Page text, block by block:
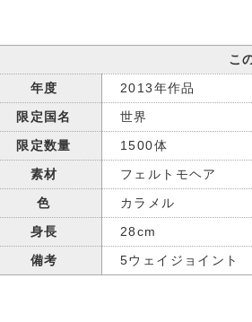
こ
年度
2013年作品
限定国名
世界
限定数量
1500体
素材
フェルトモヘア
色
カラメル
身長
28cm
備考
5ウェイジョイント